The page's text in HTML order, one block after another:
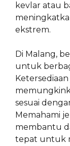
kevlar atau
ekstrem.
Di Malang,
untuk
sesuai
Memahami
membantu
tepat untuk